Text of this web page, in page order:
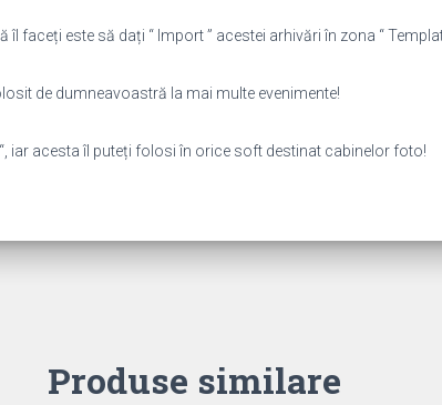
faceți este să dați “ Import ” acestei arhivări în zona “
de dumneavoastră la mai multe evenimente!
iar acesta îl puteți folosi în orice soft destinat cabinelor foto!
Produse similare